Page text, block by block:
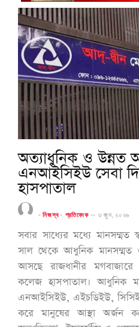
অত্যাধুনিক ও উন্নত
এনআইসিইউ সেবা
হাসপাতাল
-নিজস্ব- প্রতিবেদক-- ৩ জুন, ২০২৬
সবার সাধ্যের মধ্যে মানসম্মত
সাল থেকে আধুনিক মানসম্মত
আসছে রাজধানীর মগবাজারে
কলেজ হাসপাতাল। আধুনিক
এনআইসিইউ, এইচডিইউ,
করে মানুষের আস্থা অর্জন